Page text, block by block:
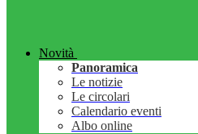
Novità
Panoramica
Le notizie
Le circolari
Calendario eventi
Albo online